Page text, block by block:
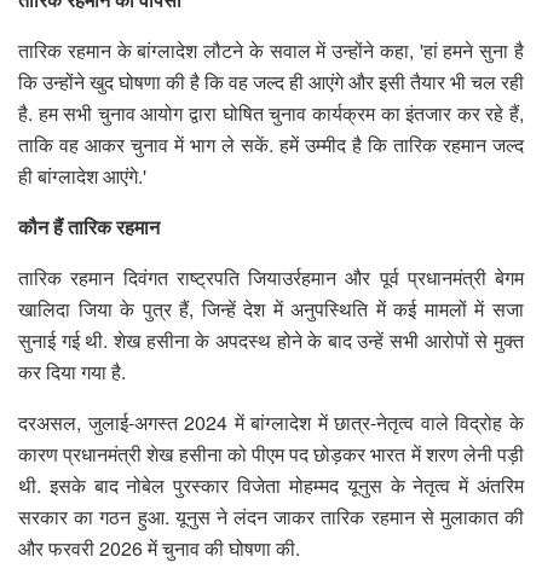
तारिक रहमान के बांग्लादेश लौटने के सवाल में उन्होंने कहा, 'हां हमने सुना है
कि उन्होंने खुद घोषणा की है कि वह जल्द ही आएंगे और इसी तैयार भी चल रही
है. हम सभी चुनाव आयोग द्वारा घोषित चुनाव कार्यक्रम का इंतजार कर रहे हैं,
ताकि वह आकर चुनाव में भाग ले सकें. हमें उम्मीद है कि तारिक रहमान जल्द
ही बांग्लादेश आएंगे.'
कौन हैं तारिक रहमान
तारिक रहमान दिवंगत राष्ट्रपति जियाउर्रहमान और पूर्व प्रधानमंत्री बेगम
खालिदा जिया के पुत्र हैं, जिन्हें देश में अनुपस्थिति में कई मामलों में सजा
सुनाई गई थी. शेख हसीना के अपदस्थ होने के बाद उन्हें सभी आरोपों से मुक्त
कर दिया गया है.
दरअसल, जुलाई-अगस्त 2024 में बांग्लादेश में छात्र-नेतृत्व वाले विद्रोह के
कारण प्रधानमंत्री शेख हसीना को पीएम पद छोड़कर भारत में शरण लेनी पड़ी
थी. इसके बाद नोबेल पुरस्कार विजेता मोहम्मद यूनुस के नेतृत्व में अंतरिम
सरकार का गठन हुआ. यूनुस ने लंदन जाकर तारिक रहमान से मुलाकात की
और फरवरी 2026 में चुनाव की घोषणा की.